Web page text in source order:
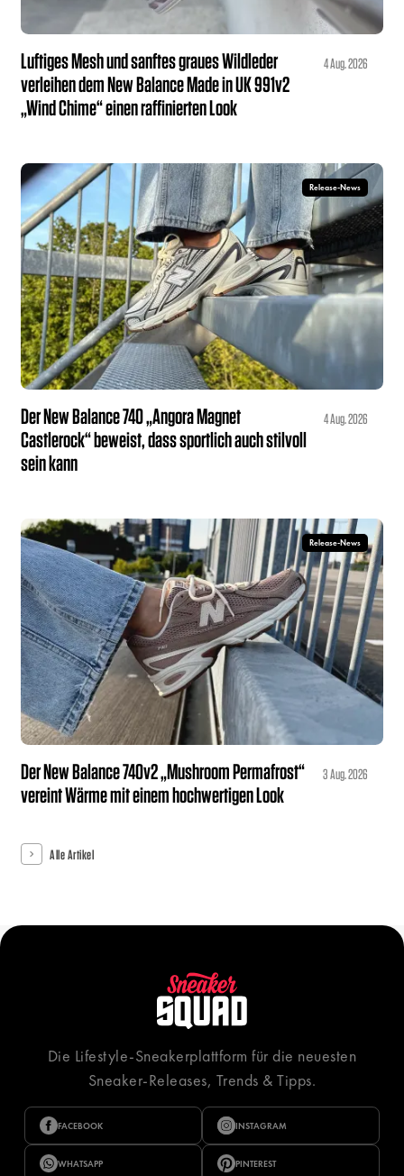
Luftiges Mesh und sanftes graues Wildleder
verleihen dem New Balance Made in UK 991v2
„Wind Chime“ einen raffinierten Look
4 Aug. 2026
Release-News
Der New Balance 740 „Angora Magnet
Castlerock“ beweist, dass sportlich auch stilvoll
sein kann
4 Aug. 2026
Release-News
Der New Balance 740v2 „Mushroom Permafrost“
vereint Wärme mit einem hochwertigen Look
3 Aug. 2026
Alle Artikel
Die Lifestyle-Sneakerplattform für die neuesten
Sneaker-Releases, Trends & Tipps.
FACEBOOK INSTAGRAM
WHATSAPP PINTEREST